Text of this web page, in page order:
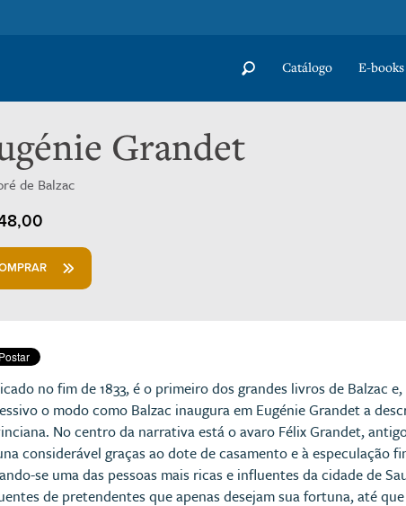
Catálogo E-books
Grandet
de Balzac
no fim de 1833, é o primeiro dos grandes livros de Balzac
o modo como Balzac inaugura em Eugénie Grandet a
No centro da narrativa está o avaro Félix Grandet,
considerável graças ao dote de casamento e à especulação
se uma das pessoas mais ricas e influentes da cidade de
de pretendentes que apenas desejam sua fortuna, até